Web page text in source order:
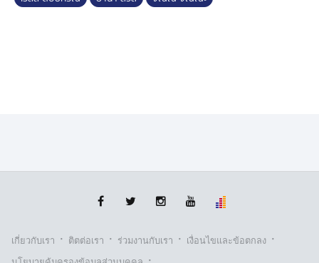
เกี่ยวกับเรา · ติตต่อเรา · ร่วมงานกับเรา · เงื่อนไขและข้อตกลง ·